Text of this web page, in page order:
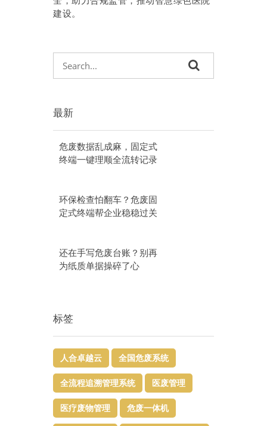
建设。
最新
危废数据乱成麻，固定式
终端一键理顺全流转记录
环保检查怕翻车？危废固
定式终端帮企业稳稳过关
还在手写危废台账？别再
为纸质单据操碎了心
标签
人合卓越云 全国危废系统
全流程追溯管理系统 医废管理
医疗废物管理 危废一体机